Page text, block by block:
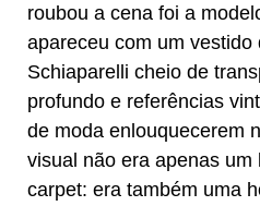
roubou a cena foi a
apareceu com um vestido
Schiaparelli cheio de
profundo e referências
de moda enlouquecerem
visual não era apenas
carpet: era também uma